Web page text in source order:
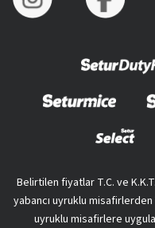
Belirtilen fiyatlar T.C. ve
yabancı uyruklu
uyruklu misafirlere